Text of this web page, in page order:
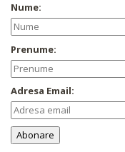
Nume:
Prenume:
Adresa Email: